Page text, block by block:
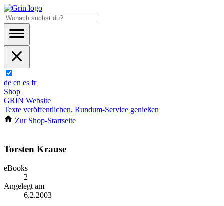
de en es fr
Shop
GRIN Website
Texte veröffentlichen, Rundum-Service genießen
Zur Shop-Startseite
Torsten Krause
eBooks
2
Angelegt am
6.2.2003